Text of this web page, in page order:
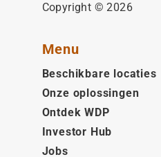
Copyright © 2026
Menu
Beschikbare locaties
Onze oplossingen
Ontdek WDP
Investor Hub
Jobs